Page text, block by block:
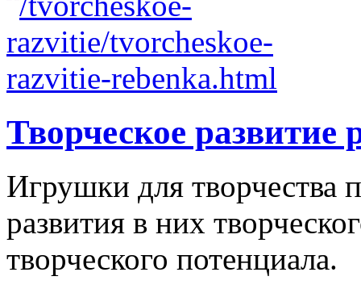
Творческое развитие
Игрушки для творчества
развития в них
творческого потенциала.